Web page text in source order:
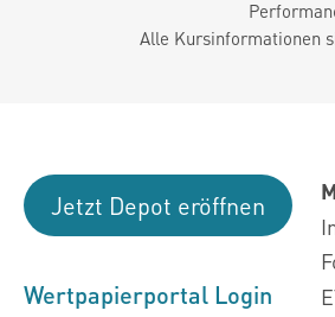
Alle Kursinformationen
Jetzt Depot eröffnen
Wertpapierportal Login